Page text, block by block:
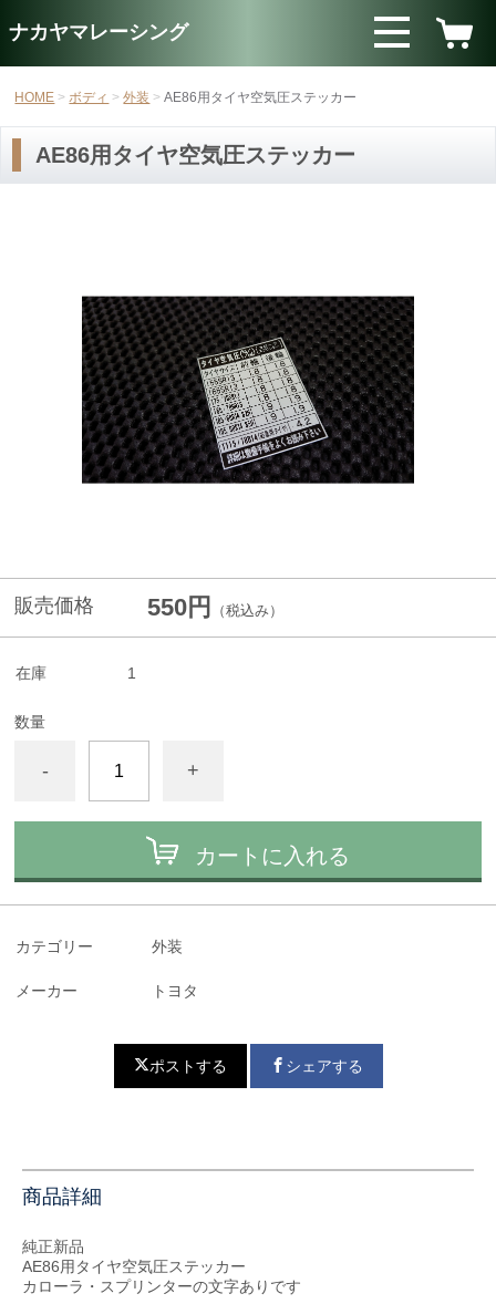
ナカヤマレーシング
HOME ボディ 外装 AE86用タイヤ空気圧ステッカー
AE86用タイヤ空気圧ステッカー
販売価格 550円 （税込み）
在庫 1
数量
- +
カートに入れる
カテゴリー 外装
メーカー トヨタ
ポストする シェアする
商品詳細
純正新品
AE86用タイヤ空気圧ステッカー
カローラ・スプリンターの文字ありです